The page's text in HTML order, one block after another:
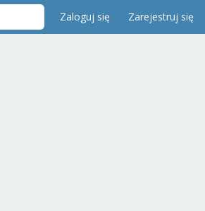
Zaloguj się Zarejestruj się